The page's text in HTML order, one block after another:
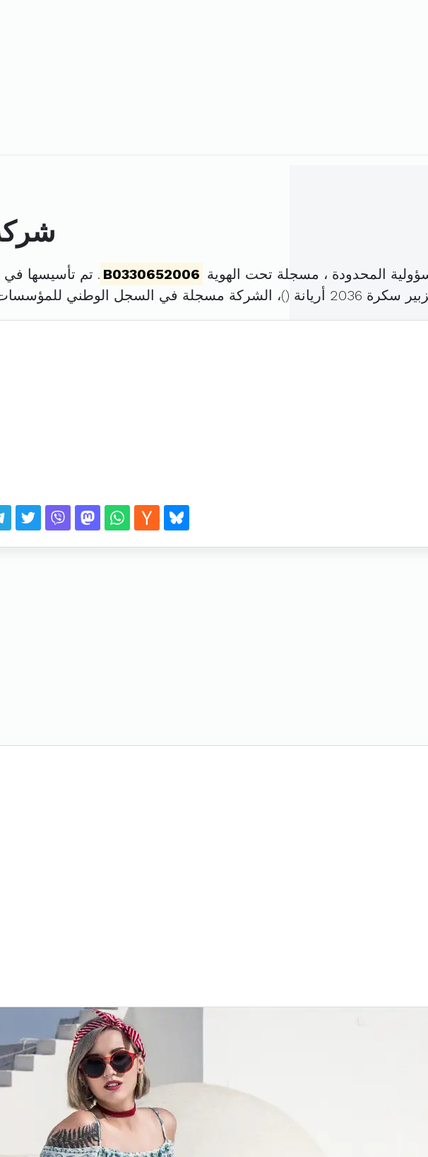
المحدودة ، مسجلة تحت الهوية B0330652006 . تم تأسيسها في 11 ماي 2006 برأس مال قدره
)، الشركة مسجلة في السجل الوطني